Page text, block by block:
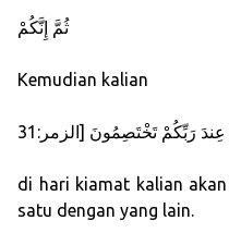
ثُمَّ إِنَّكُمْ
Kemudian kalian
عِندَ رَبِّكُمْ تَخْتَصِمُونَ [الزمر:31
di hari kiamat kalian
satu dengan yang lain.